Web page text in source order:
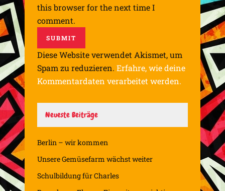
this browser for the next time I
comment.
Diese Website verwendet Akismet, um
Spam zu reduzieren. Erfahre, wie deine
Kommentardaten verarbeitet werden.
Neueste Beiträge
Berlin – wir kommen
Unsere Gemüsefarm wächst weiter
Schulbildung für Charles